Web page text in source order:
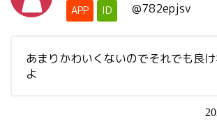
APP ID @782epjsv
あまりかわいくないのでそれでも良
よ